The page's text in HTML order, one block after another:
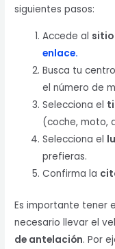
siguientes pasos:
Accede al sitio
enlace.
Busca tu
el número de
Selecciona el
(coche, moto,
Selecciona el
prefieras.
Confirma la
Es importante tener
necesario llevar el
de antelación. Por